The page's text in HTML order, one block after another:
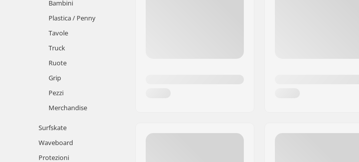
Bambini
Plastica / Penny
Tavole
Truck
Ruote
Grip
Pezzi
Merchandise
Surfskate
Waveboard
Protezioni